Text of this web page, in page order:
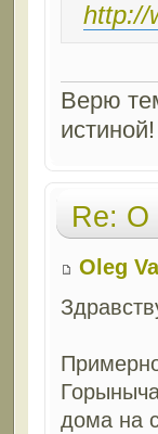
http://
Верю
Re: О
Oleg
дома на